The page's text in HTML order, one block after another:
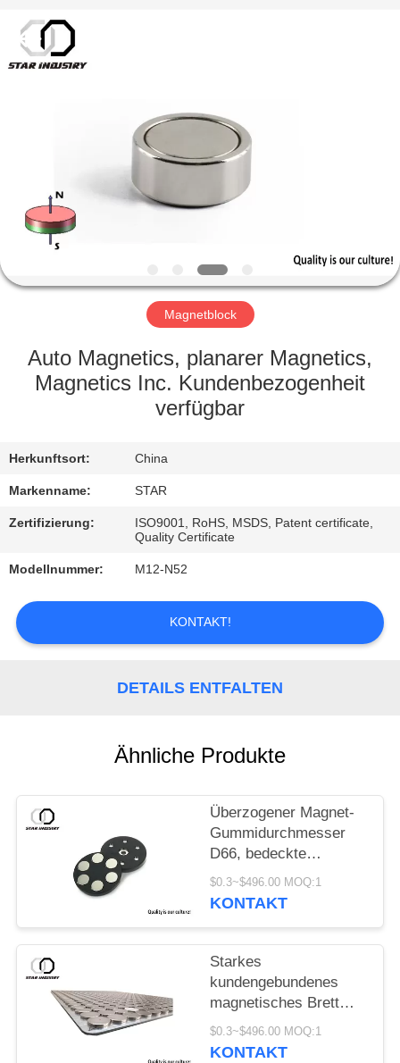
PRODUKTE
ÜBER
UNS
FABRIK-
QUALITÄTSKONTROLLE
SIE
MIT
UNS
VERBINDUNG
NACHRICHTEN
2020
magnetsassembly.com.
All
Magnetblock
Auto Magnetics, planarer Magnetics,
Magnetics Inc. Kundenbezogenheit
verfügbar
Herkunftsort: China
Markenname: STAR
Zertifizierung:
ISO9001, RoHS, MSDS, Patent certificate,
Quality Certificate
Modellnummer: M12-N52
KONTAKT!
DETAILS ENTFALTEN
Ähnliche Produkte
Überzogener Magnet-
Gummidurchmesser
D66, bedeckte
Gummimagneten D88
für hellen Stand
$0.3~$496.00 MOQ:1
KONTAKT
Starkes
kundengebundenes
magnetisches Brett
NdFeb mit
$0.3~$496.00 MOQ:1
KONTAKT